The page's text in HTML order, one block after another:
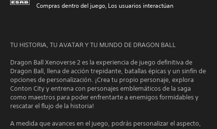
Compras dentro del juego, Los usuarios interactúan
TU HISTORIA, TU AVATAR Y TU MUNDO DE DRAGON BALL
Dragon Ball Xenoverse 2 es la experiencia de juego definitiva de
Dragon Ball, llena de acción trepidante, batallas épicas y un sinfín de
opciones de personalización. ¡Crea tu propio personaje, explora
Conton City y entrena con personajes emblemáticos de la saga
como maestros para poder enfrentarte a enemigos formidables y
rescatar el flujo de la historia!
A medida que avances en el juego, podrás personalizar el aspecto,